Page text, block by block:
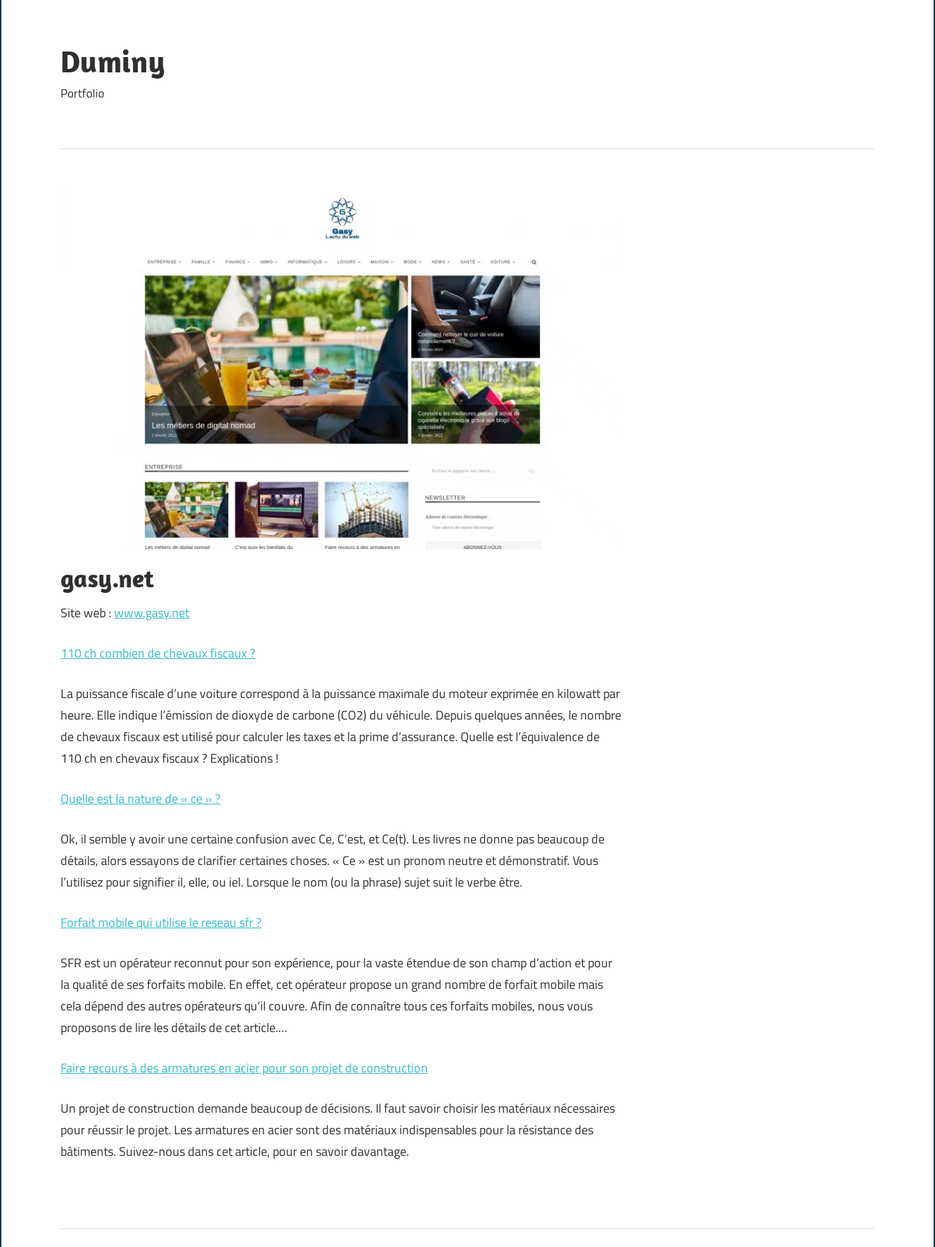
content
Duminy
Portfolio
gasy.net
Site web :www.gasy.net
110 ch combien de chevaux fiscaux ?
La puissance fiscale d’une voiture correspond à la puissance maximale du moteur exprimée en kilowatt par
heure. Elle indique l’émission de dioxyde de carbone (CO2) du véhicule. Depuis quelques années, le nombre
de chevaux fiscaux est utilisé pour calculer les taxes et la prime d’assurance. Quelle est l’équivalence de
110 ch en chevaux fiscaux ? Explications !
Quelle est la nature de « ce » ?
Ok, il semble y avoir une certaine confusion avec Ce, C’est, et Ce(t). Les livres ne donne pas beaucoup de
détails, alors essayons de clarifier certaines choses. « Ce » est un pronom neutre et démonstratif. Vous
l’utilisez pour signifier il, elle, ou iel. Lorsque le nom (ou la phrase) sujet suit le verbe être.
Forfait mobile qui utilise le reseau sfr ?
SFR est un opérateur reconnut pour son expérience, pour la vaste étendue de son champ d’action et pour
la qualité de ses forfaits mobile. En effet, cet opérateur propose un grand nombre de forfait mobile mais
cela dépend des autres opérateurs qu’il couvre. Afin de connaître tous ces forfaits mobiles, nous vous
proposons de lire les détails de cet article.…
Faire recours à des armatures en acier pour son projet de construction
Un projet de construction demande beaucoup de décisions. Il faut savoir choisir les matériaux nécessaires
pour réussir le projet. Les armatures en acier sont des matériaux indispensables pour la résistance des
bâtiments. Suivez-nous dans cet article, pour en savoir davantage.